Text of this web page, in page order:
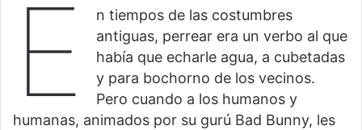
E
n tiempos de las costumbres
antiguas, perrear era un verbo al que
había que echarle agua, a cubetadas
y para bochorno de los vecinos.
Pero cuando a los humanos y
humanas, animados por su gurú Bad Bunny, les